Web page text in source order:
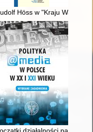
z biskupami śląskimi
Höss w "Kraju Warty" :